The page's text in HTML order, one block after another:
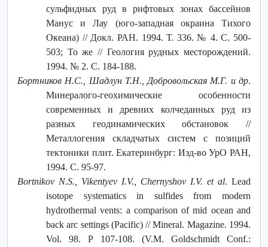
сульфидных руд в рифтовых зонах бассейнов
Манус и Лау (юго-западная окраина Тихого
Океана) // Докл. РАН. 1994. Т. 336. № 4. C. 500-
503; То же // Геология рудных месторождений.
1994. № 2. С. 184-188.
Бортников Н.С., Шадлун Т.Н., Добровольская М.Г. и др.
Минералого-геохимические особенности
современных и древних колчеданных руд из
разных геодинамических обстановок //
Металлогения складчатых систем с позиций
тектоники плит. Екатеринбург: Изд-во УрО РАН,
1994. С. 95-97.
Bortnikov N.S., Vikentyev I.V., Chernyshov I.V. et al. Lead
isotope systematics in sulfides from modern
hydrothermal vents: a comparison of mid ocean and
back arc settings (Pacific) // Mineral. Magazine. 1994.
Vol. 98. P 107-108. (V.M. Goldschmidt Conf.: